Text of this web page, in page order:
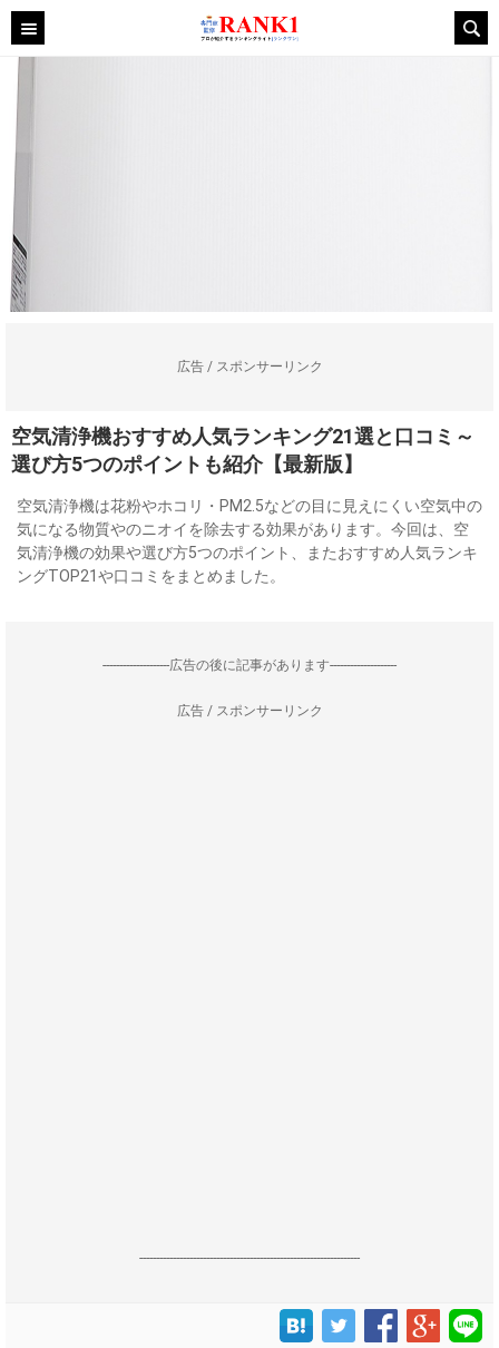
広告 / スポンサーリンク
空気清浄機おすすめ人気ランキング21選と口コミ～
選び方5つのポイントも紹介【最新版】
空気清浄機は花粉やホコリ・PM2.5などの目に見えにくい空気中の
気になる物質やのニオイを除去する効果があります。今回は、空
気清浄機の効果や選び方5つのポイント、またおすすめ人気ランキ
ングTOP21や口コミをまとめました。
--------------------広告の後に記事があります--------------------
広告 / スポンサーリンク
------------------------------------------------------------------